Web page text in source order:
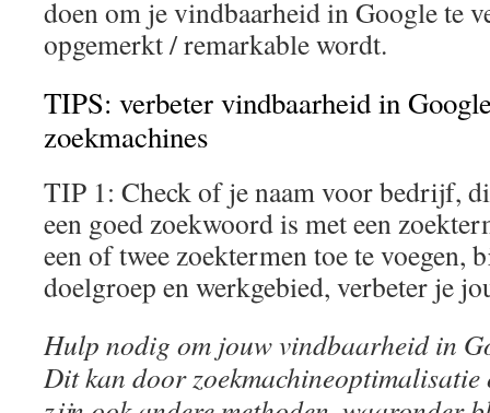
doen om je vindbaarheid in Google te
opgemerkt / remarkable wordt.
TIPS: verbeter vindbaarheid in
zoekmachines
TIP 1: Check of je naam voor bedrijf,
een goed zoekwoord is met een
een of twee zoektermen toe te voegen,
doelgroep en werkgebied, verbeter je
Hulp nodig om jouw vindbaarheid in
Dit kan door